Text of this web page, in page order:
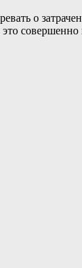
о
совершенно